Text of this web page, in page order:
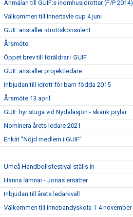
Anmälan till GUIF:s inomhusidrotter (F/P 2014)
Välkommen till Innertavle cup 4 juni
GUIF anställer idrottskonsulent
Årsmöte
Öppet brev till föräldrar i GUIF
GUIF anställer projektledare
Inbjudan till idrott för barn födda 2015
Årsmöte 13 april
GUIF hyr stuga vid Nydalasjön - skänk prylar
Nominera årets ledare 2021
Enkät "Nöjd medlem i GUIF"
Umeå Handbollsfestival ställs in
Hanna lämnar - Jonas ersätter
Inbjudan till årets ledarkväll
Välkommen till innebandyskola 1-4 november